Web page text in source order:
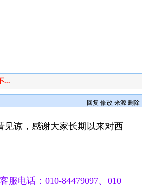
...
回复 修改 来源 删除
谅，感谢大家长期以来对西
电话：010-84479097、010